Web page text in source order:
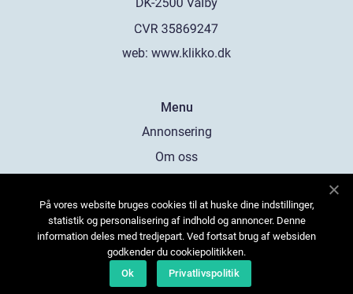
web: www.klikko.dk
Menu
Annonsering
Om oss
Kontakta oss
Sitemap
På vores website bruges cookies til at huske dine indstillinger,
statistik og personalisering af indhold og annoncer. Denne
information deles med tredjepart. Ved fortsat brug af websiden
godkender du cookiepolitikken.
Ok
Privatlivspolitik